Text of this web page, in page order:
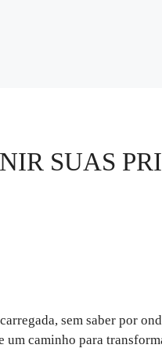
SUAS
sem saber por
um caminho para